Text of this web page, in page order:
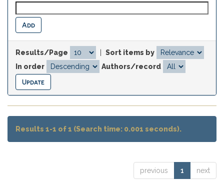
Results/Page
Sort items by
In order
Authors/record
Results 1-1 of 1 (Search time: 0.001 seconds).
previous 1 next